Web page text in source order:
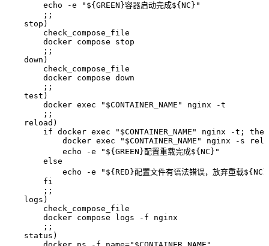
        echo
-e " ${ GREEN }容器启动完成${ NC } "
        ;;
    stop
)
        check_compose_file
        docker
compose stop
        ;;
    down
)
        check_compose_file
        docker
compose down
        ;;
    test
)
        docker
exec " $CONTAINER_NAME " nginx -t
        ;;
    reload
)
        if
docker exec " $CONTAINER_NAME " nginx -t ; then
            docker
exec " $CONTAINER_NAME " nginx -s
            echo
-e " ${ GREEN }配置重载完成${ NC } "
        else
            echo
-e " ${ RED }配置文件有语法错误，放弃重载${ NC
        fi
        ;;
    logs
)
        check_compose_file
        docker
compose logs -f nginx
        ;;
    status
)